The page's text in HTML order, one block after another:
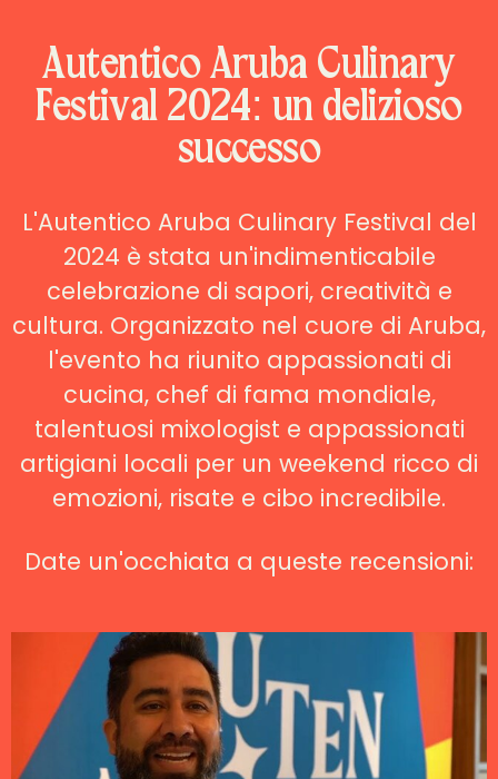
Autentico Aruba Culinary
Festival 2024: un delizioso
successo
L'Autentico Aruba Culinary Festival del
2024 è stata un'indimenticabile
celebrazione di sapori, creatività e
cultura. Organizzato nel cuore di Aruba,
l'evento ha riunito appassionati di
cucina, chef di fama mondiale,
talentuosi mixologist e appassionati
artigiani locali per un weekend ricco di
emozioni, risate e cibo incredibile.
Date un'occhiata a queste recensioni: